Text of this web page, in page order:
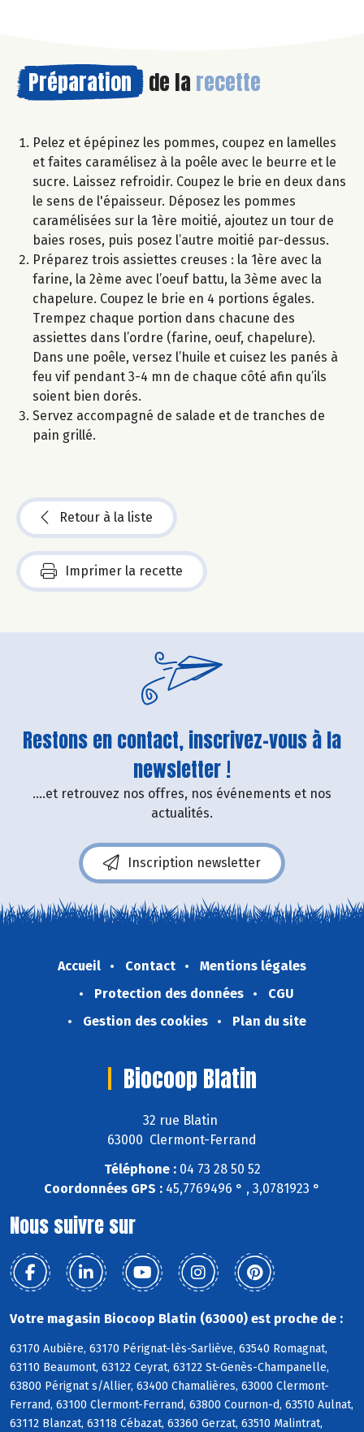
Préparation de la recette
Pelez et épépinez les pommes, coupez en lamelles
et faites caramélisez à la poêle avec le beurre et le
sucre. Laissez refroidir. Coupez le brie en deux dans
le sens de l'épaisseur. Déposez les pommes
caramélisées sur la 1ère moitié, ajoutez un tour de
baies roses, puis posez l’autre moitié par-dessus.
Préparez trois assiettes creuses : la 1ère avec la
farine, la 2ème avec l’oeuf battu, la 3ème avec la
chapelure. Coupez le brie en 4 portions égales.
Trempez chaque portion dans chacune des
assiettes dans l’ordre (farine, oeuf, chapelure).
Dans une poêle, versez l’huile et cuisez les panés à
feu vif pendant 3-4 mn de chaque côté afin qu’ils
soient bien dorés.
Servez accompagné de salade et de tranches de
pain grillé.
Retour à la liste
Imprimer la recette
Restons en contact, inscrivez-vous à la
newsletter !
....et retrouvez nos offres, nos événements et nos
actualités.
Inscription newsletter
Accueil Contact
Mentions légales
Protection des données
CGU
Gestion des cookies
Plan du site
Biocoop Blatin
32 rue Blatin
63000 Clermont-Ferrand
Téléphone :04 73 28 50 52
Coordonnées GPS : 45,7769496 ° , 3,0781923 °
Nous suivre sur
Votre magasin Biocoop Blatin (63000) est proche de :
63170 Aubière, 63170 Pérignat-lès-Sarliève, 63540 Romagnat,
63110 Beaumont, 63122 Ceyrat, 63122 St-Genès-Champanelle,
63800 Pérignat s/Allier, 63400 Chamalières, 63000 Clermont-
Ferrand, 63100 Clermont-Ferrand, 63800 Cournon-d, 63510 Aulnat,
63112 Blanzat, 63118 Cébazat, 63360 Gerzat, 63510 Malintrat,